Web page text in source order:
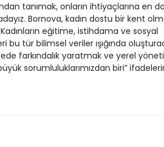
tanımak, onların ihtiyaçlarına en
Bornova, kadın dostu bir kent
eğitime, istihdama ve sosyal
bu tür bilimsel veriler ışığında
farkındalık yaratmak ve yerel
sorumluluklarımızdan biri”